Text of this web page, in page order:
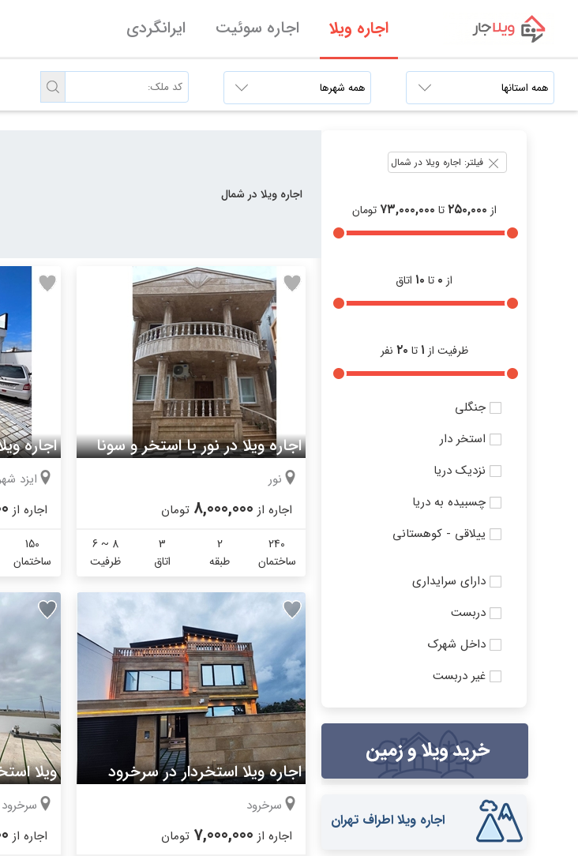
اجاره ویلا اجاره سوئیت ایرانگردی
فیلتر: اجاره ویلا در شمال
از ۲۵۰,۰۰۰تا ۷۳,۰۰۰,۰۰۰ تومان
از ۰ تا ۱۰ اتاق
ظرفیت از ۱ تا ۲۰ نفر
جنگلی
استخر دار
نزدیک دریا
چسبیده به دریا
ییلاقی - کوهستانی
دارای سرایداری
دربست
داخل شهرک
غیر دربست
اجاره ویلا اطراف تهران
اجاره ویلا در شمال
اجاره ویلا در نور با استخر و سونا
نور
اجاره از 8,000,000 تومان
240
ساختمان
2
طبقه
3
اتاق
6 ~ 8
ظرفیت
اجاره
ایزد
اجاره از
150
ساختمان
اجاره ویلا استخردار در سرخرود
سرخرود
اجاره از 7,000,000 تومان
ویلا
سرخرود
اجاره از